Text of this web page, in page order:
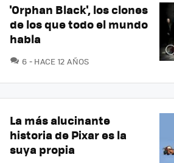
'Orphan Black', los clones
de los que todo el mundo
habla
6 COMENTARIOS
HACE 12 AÑOS
La más alucinante
historia de Pixar es la
suya propia